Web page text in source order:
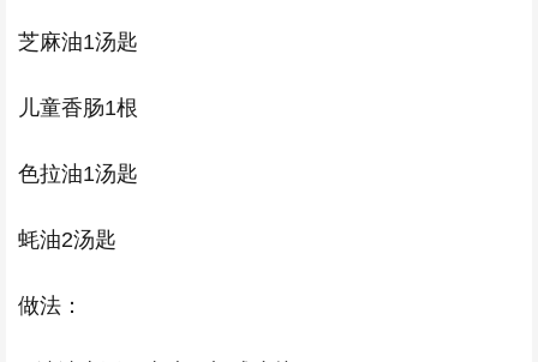
芝麻油1汤匙
儿童香肠1根
色拉油1汤匙
蚝油2汤匙
做法：